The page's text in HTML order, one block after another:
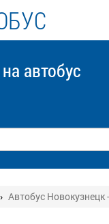
на автобус
Автобус Новокузнецк